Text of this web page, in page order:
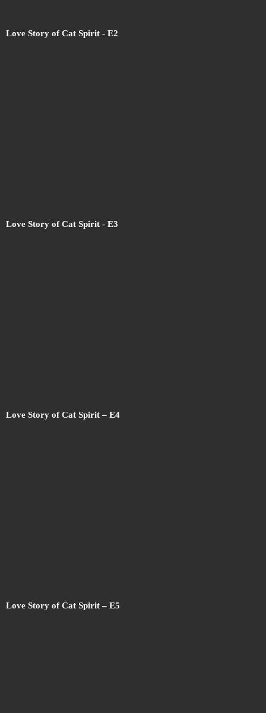
Love Story of Cat Spirit - E2
Love Story of Cat Spirit - E3
Love Story of Cat Spirit – E4
Love Story of Cat Spirit – E5